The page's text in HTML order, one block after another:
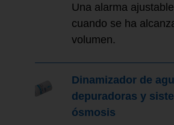
Una alarma
cuando se ha
volumen.
Dinamizador de
depuradoras y
ósmosis